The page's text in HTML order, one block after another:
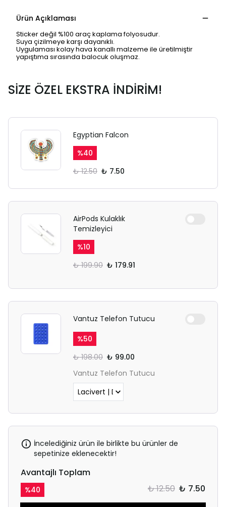
Ürün Açıklaması
Sticker değil %100 araç kaplama folyosudur.
Suya çizilmeye karşı dayanıklı.
Uygulaması kolay hava kanallı malzeme ile üretilmiştir
yapıştıma sırasında balocuk oluşmaz.
SİZE ÖZEL EKSTRA İNDİRİM!
Egyptian Falcon
%40
₺ 12.50 ₺ 7.50
AirPods Kulaklık
Temizleyici
%10
₺ 199.90 ₺ 179.91
Vantuz Telefon Tutucu
%50
₺ 198.00 ₺ 99.00
Vantuz Telefon Tutucu
İncelediğiniz ürün ile birlikte bu ürünler de
sepetinize eklenecektir!
Avantajlı Toplam
%40 ₺ 12.50 ₺ 7.50